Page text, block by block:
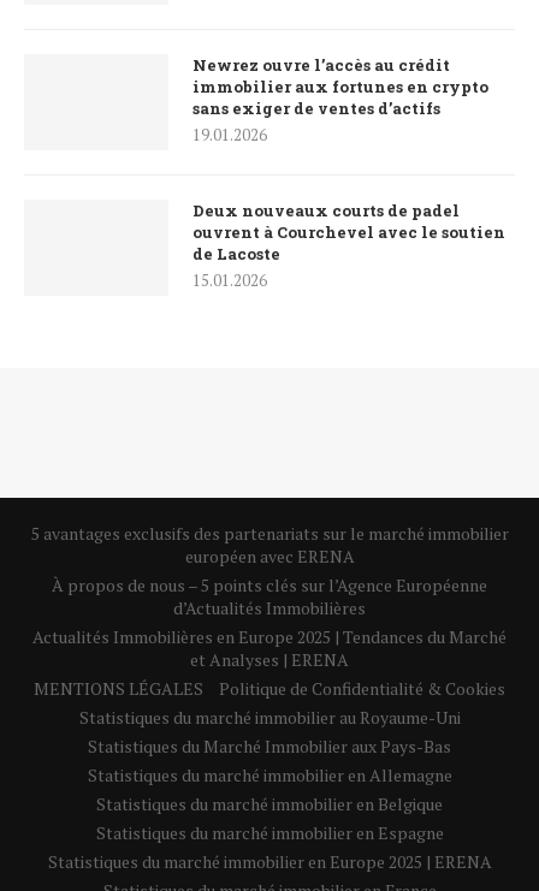
Newrez ouvre l’accès au crédit
immobilier aux fortunes en crypto
sans exiger de ventes d’actifs
19.01.2026
Deux nouveaux courts de padel
ouvrent à Courchevel avec le soutien
de Lacoste
15.01.2026
5 avantages exclusifs des partenariats sur le marché immobilier
européen avec ERENA
À propos de nous – 5 points clés sur l’Agence Européenne
d’Actualités Immobilières
Actualités Immobilières en Europe 2025 | Tendances du Marché
et Analyses | ERENA
MENTIONS LÉGALES
Politique de Confidentialité & Cookies
Statistiques du marché immobilier au Royaume-Uni
Statistiques du Marché Immobilier aux Pays-Bas
Statistiques du marché immobilier en Allemagne
Statistiques du marché immobilier en Belgique
Statistiques du marché immobilier en Espagne
Statistiques du marché immobilier en Europe 2025 | ERENA